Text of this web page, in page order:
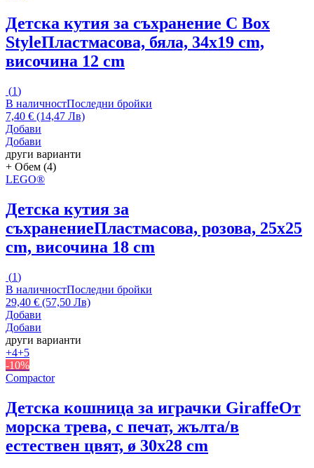
Детска кутия за съхранение C Box
StyleПластмасова, бяла, 34x19 cm,
височина 12 cm
(1)
В наличностПоследни бройки
7,40 € (14,47 Лв)
Добави
Добави
други варианти
+ Обем (4)
LEGO®
Детска кутия за
съхранениеПластмасова, розова, 25x25
cm, височина 18 cm
(1)
В наличностПоследни бройки
29,40 € (57,50 Лв)
Добави
Добави
други варианти
+4+5
-10%
Compactor
Детска кошница за играчки GiraffeОт
морска трева, с печат, жълта/в
естествен цвят, ø 30x28 cm